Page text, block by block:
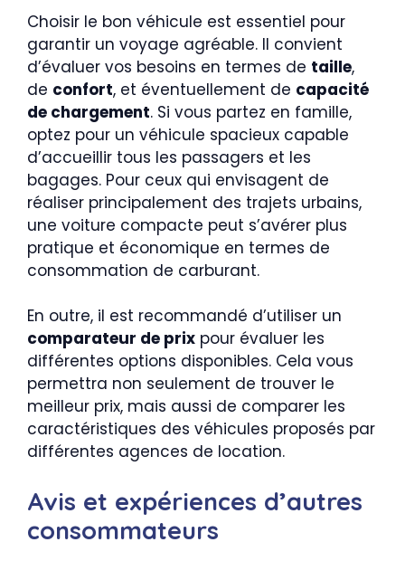
Choisir le bon véhicule est essentiel pour
garantir un voyage agréable. Il convient
d’évaluer vos besoins en termes de taille,
de confort, et éventuellement de capacité
de chargement. Si vous partez en famille,
optez pour un véhicule spacieux capable
d’accueillir tous les passagers et les
bagages. Pour ceux qui envisagent de
réaliser principalement des trajets urbains,
une voiture compacte peut s’avérer plus
pratique et économique en termes de
consommation de carburant.
En outre, il est recommandé d’utiliser un
comparateur de prix pour évaluer les
différentes options disponibles. Cela vous
permettra non seulement de trouver le
meilleur prix, mais aussi de comparer les
caractéristiques des véhicules proposés par
différentes agences de location.
Avis et expériences d’autres
consommateurs